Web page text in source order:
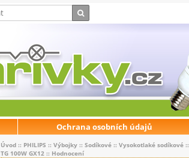
Ochrana osobních údajů
Úvod :: PHILIPS :: Výbojky :: Sodíkové :: Vysokotlaké sodíkové ::
TG 100W GX12 :: Hodnocení